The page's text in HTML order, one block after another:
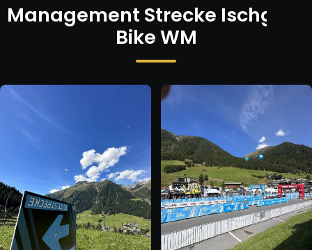
Management Strecke Ischgl E-
Bike WM